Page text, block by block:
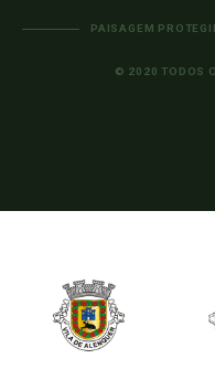
PAISAGEM
© 2020 TODOS